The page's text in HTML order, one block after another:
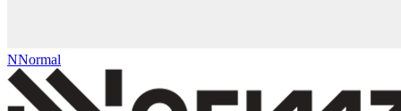
NNormal